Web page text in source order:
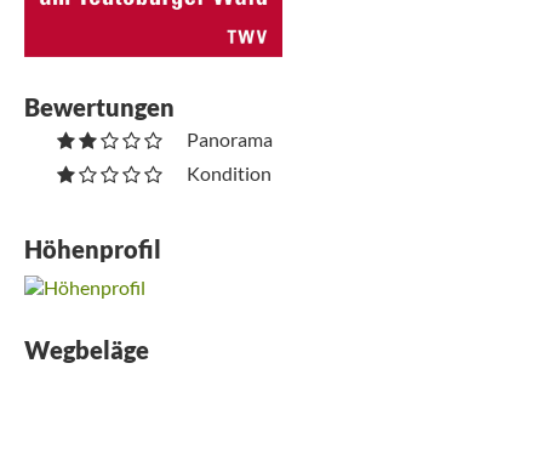
Bewertungen
Panorama
Kondition
Höhenprofil
Wegbeläge